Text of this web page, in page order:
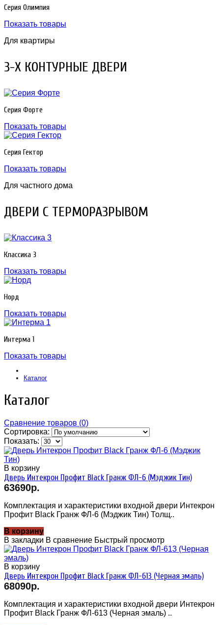
Серия Олимпия
Показать товары
Для квартиры
3-Х КОНТУРНЫЕ ДВЕРИ
Серия Форте
Показать товары
Серия Гектор
Показать товары
Для частного дома
ДВЕРИ С ТЕРМОРАЗРЫВОМ
Классика 3
Показать товары
Норд
Показать товары
Интерма 1
Показать товары
Каталог
Каталог
Сравнение товаров (0)
Сортировка:
Показать:
В корзину
Дверь Интекрон Профит Black Гранж ФЛ-6 (Мэджик Тин)
63690р.
Комплектация и характеристики входной двери Интекрон
Профит Black Гранж ФЛ-6 (Мэджик Тин) Толщ..
В корзину
В закладки В сравнение Быстрый просмотр
В корзину
Дверь Интекрон Профит Black Гранж ФЛ-613 (Черная эмаль)
68090р.
Комплектация и характеристики входной двери Интекрон
Профит Black Гранж ФЛ-613 (Черная эмаль) ..